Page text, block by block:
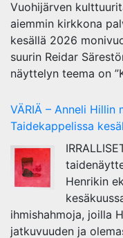
Vuohijärven
aiemmin kirkkona
kesällä 2026
suurin Reidar
näyttelyn teema on
VÄRIÄ – Anneli
Taidekappelissa
Henrikin
ihmishahmoja, joilla
jatkuvuuden ja